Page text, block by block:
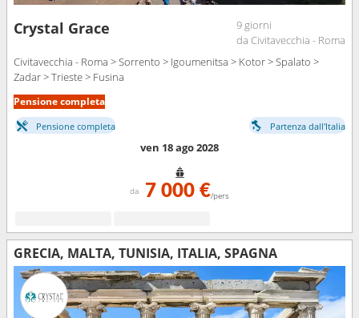
Crystal Grace
9 giorni
da Civitavecchia - Roma
Civitavecchia - Roma > Sorrento > Igoumenitsa > Kotor > Spalato >
Zadar > Trieste > Fusina
Pensione completa
Pensione completa Partenza dall'Italia
ven 18 ago 2028
da 7 000 €/pers
GRECIA, MALTA, TUNISIA, ITALIA, SPAGNA